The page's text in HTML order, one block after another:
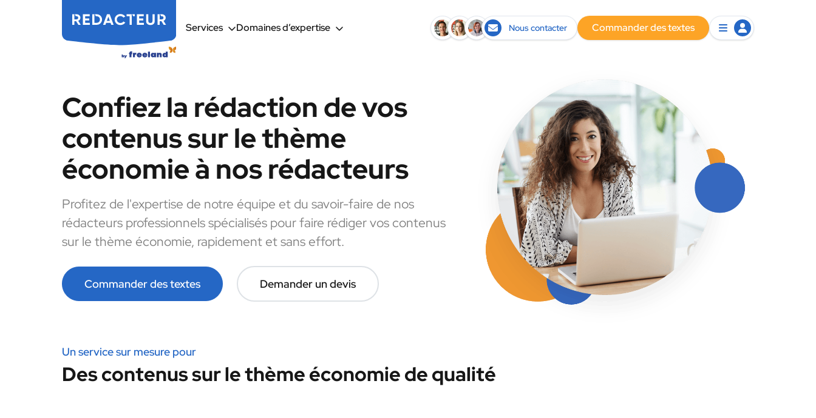
Services Domaines d’expertise Nous contacter Commander des textes
Confiez la rédaction de vos
contenus sur le thème
économie à nos rédacteurs
Profitez de l'expertise de notre équipe et du savoir-faire de nos
rédacteurs professionnels spécialisés pour faire rédiger vos contenus
sur le thème économie, rapidement et sans effort.
Commander des textes Demander un devis
Un service sur mesure pour
Des contenus sur le thème économie de qualité